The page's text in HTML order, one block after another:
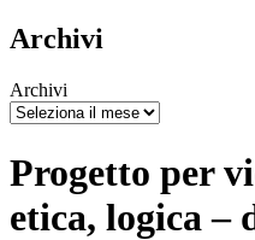
Archivi
Archivi
Progetto per
etica, logica –